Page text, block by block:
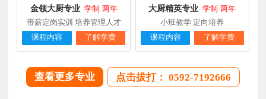
谢** 西点店长班 福建厦门 4天前 在线报名
曾** 厨师长研修 福建厦门 4天前 在线报名
金领大厨专业 学制:两年
带薪定岗实训 培养管理人才
课程内容
了解学费
大厨精英专业 学制:两年
小班教学 定向培养
课程内容
了解学费
查看更多专业 点击拔打： 0592-7192666